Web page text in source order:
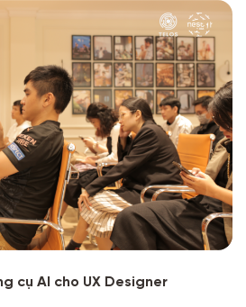
cụ AI cho UX Designer